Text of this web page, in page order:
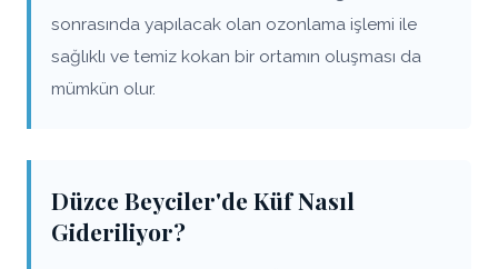
sonrasında yapılacak olan ozonlama işlemi ile
sağlıklı ve temiz kokan bir ortamın oluşması da
mümkün olur.
Düzce Beyciler'de Küf Nasıl
Gideriliyor?